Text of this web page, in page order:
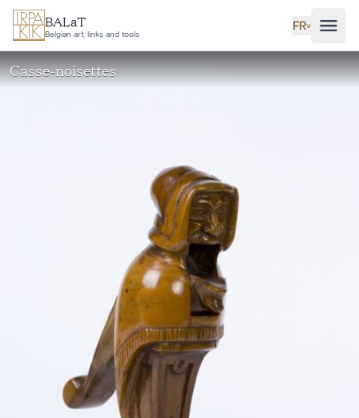
Aller au contenu principal
BALaT
Belgian art, links and tools
FR˅
Casse-noisettes